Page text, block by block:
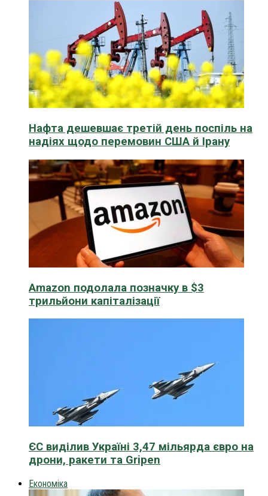
Нафта дешевшає третій день поспіль на
надіях щодо перемовин США й Ірану
Amazon подолала позначку в $3
трильйони капіталізації
ЄС виділив Україні 3,47 мільярда євро на
дрони, ракети та Gripen
Економіка